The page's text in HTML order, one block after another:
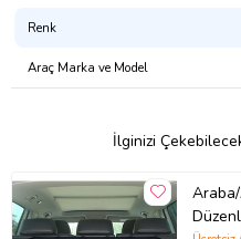
Renk
Araç Marka ve Model
İlginizi